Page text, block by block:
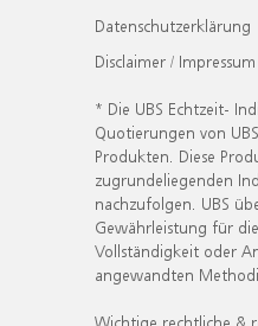
Datenschutzerklärung
Disclaimer / Impressum
* Die UBS Echtzeit-
Quotierungen von
Produkten. Diese
zugrundeliegenden
nachzufolgen. UBS
Gewährleistung für
Vollständigkeit oder
angewandten